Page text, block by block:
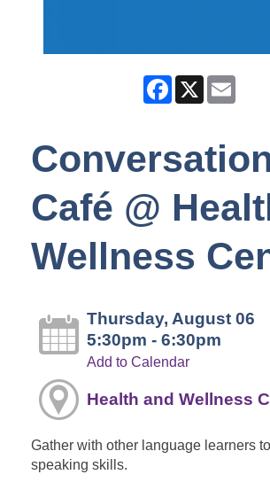
Facebook
X
Café @
Wellness
Thursday, August 06
5:30pm - 6:30pm
Add to Calendar
Health and Wellness
Gather with other language learners
speaking skills.